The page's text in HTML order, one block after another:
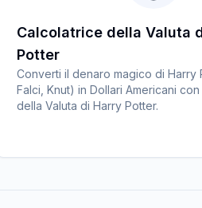
Calcolatrice della Valuta
Potter
Converti il denaro magico di Harry
Falci, Knut) in Dollari Americani
della Valuta di Harry Potter.